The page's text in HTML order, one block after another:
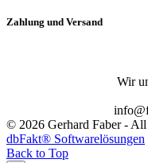
Zahlung und Versand
Wir
© 2026 Gerhard Faber -
dbFakt® Softwarelösungen
Back to Top